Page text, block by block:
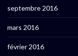
septembre 2016
mars 2016
février 2016